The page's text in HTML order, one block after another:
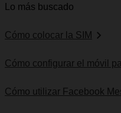
Lo más buscado
Cómo colocar la SIM
Cómo configurar el móvil
Cómo utilizar Facebook